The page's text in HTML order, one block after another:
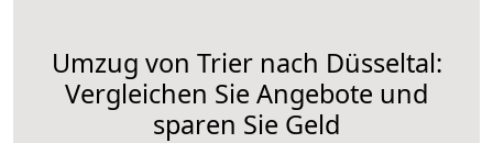
Umzug von Trier nach Düsseltal:
Vergleichen Sie Angebote und
sparen Sie Geld